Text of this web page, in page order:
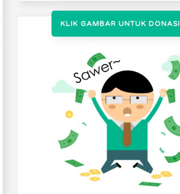
KLIK GAMBAR UNTUK DONASI